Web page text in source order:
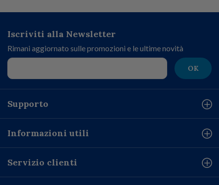
Iscriviti alla Newsletter
Rimani aggiornato sulle promozioni e le ultime novità
OK
Supporto
Informazioni utili
Servizio clienti